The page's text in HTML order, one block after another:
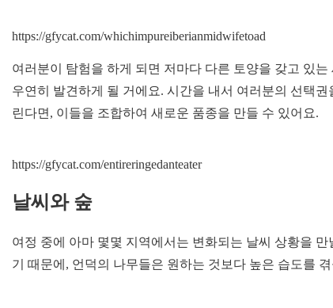
https://gfycat.com/whichimpureiberianmidwifetoad
여러분이 탐험을 하게 되면 저마다 다른 토양을 갖고 있
우연히 발견하게 될 거에요. 시간을 내서 여러분의 선택
린다면, 이들을 조합하여 새로운 품종을 만들 수 있어요.
https://gfycat.com/entireringedanteater
날씨와 숲
여정 중에 아마 몇몇 지역에서는 변화되는 날씨 상황을
기 때문에, 언덕의 나무들은 원하는 것보다 높은 습도를